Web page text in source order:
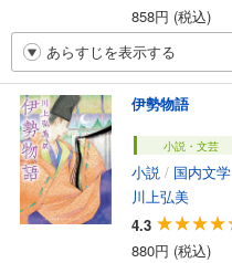
858円 (税込)
あらすじを表示する
伊勢物語
小説・文芸
小説 / 国内文学
川上弘美
4.3
880円 (税込)